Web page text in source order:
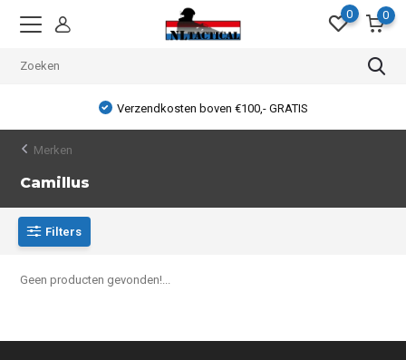
0 0
Verzendkosten boven €100,- GRATIS
Merken
Camillus
Filters
Geen producten gevonden!...